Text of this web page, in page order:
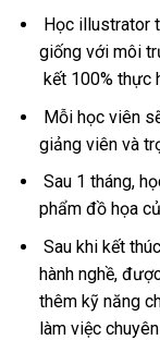
Học illustrator
giống với môi
kết 100% thực
Mỗi học viên
giảng viên và
Sau 1 tháng,
phẩm đồ họa
Sau khi kết
hành nghề,
thêm kỹ năng
làm việc